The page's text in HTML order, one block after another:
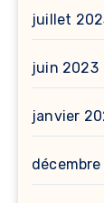
juillet
juin 2023
janvier